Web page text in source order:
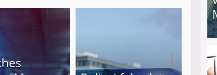
I❶I Schnell Geld verdienen: 20 seriöse